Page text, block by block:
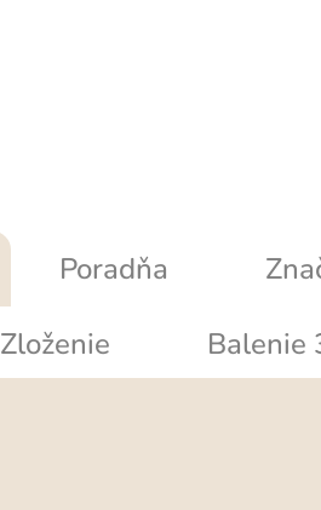
Poradňa
Zloženie Balenie